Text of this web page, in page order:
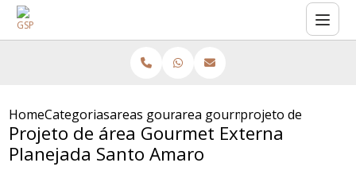
HomeCategoriasareas gourmet planejadas
area gourmet externa
projeto de area
Projeto de área Gourmet Externa
Planejada Santo Amaro